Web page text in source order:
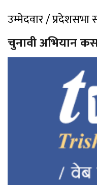
उम्मेदवार / प्रदेशसभा
चुनावी अभियान